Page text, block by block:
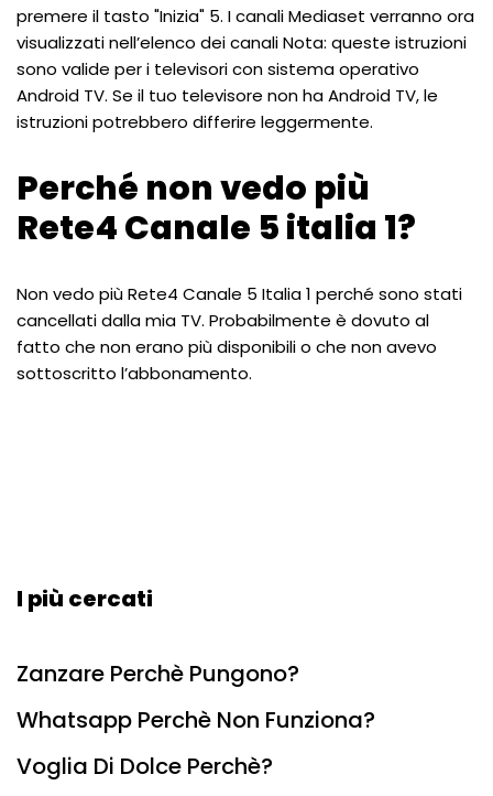
premere il tasto "Inizia" 5. I canali Mediaset verranno ora
visualizzati nell’elenco dei canali Nota: queste istruzioni
sono valide per i televisori con sistema operativo
Android TV. Se il tuo televisore non ha Android TV, le
istruzioni potrebbero differire leggermente.
Perché non vedo più
Rete4 Canale 5 italia 1?
Non vedo più Rete4 Canale 5 Italia 1 perché sono stati
cancellati dalla mia TV. Probabilmente è dovuto al
fatto che non erano più disponibili o che non avevo
sottoscritto l’abbonamento.
I più cercati
Zanzare Perchè Pungono?
Whatsapp Perchè Non Funziona?
Voglia Di Dolce Perchè?